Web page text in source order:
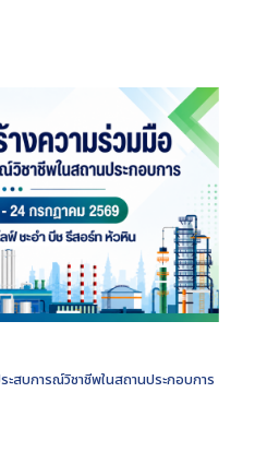
สบการณ์วิชาชีพในสถานประกอบการ